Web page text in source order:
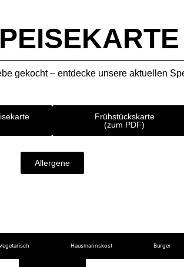
gekocht – entdecke unsere aktuellen
Frühstückskarte
(zum PDF)
Allergene
Hausmannskost Burger